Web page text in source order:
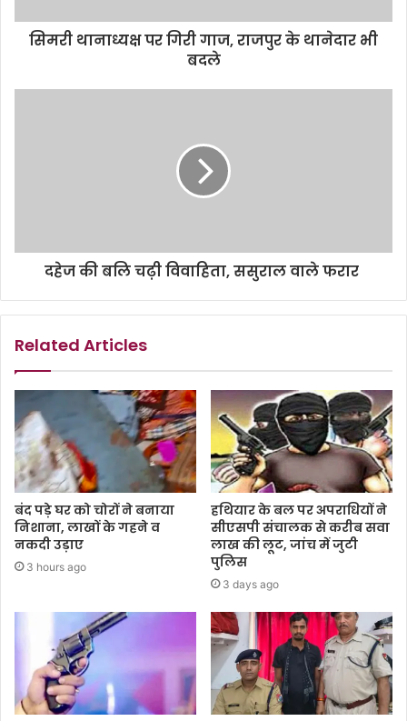
सिमरी थानाध्यक्ष पर गिरी गाज, राजपुर के थानेदार भी
बदले
दहेज की बलि चढ़ी विवाहिता, ससुराल वाले फरार
Related Articles
बंद पड़े घर को चोरों ने बनाया
निशाना, लाखों के गहने व
नकदी उड़ाए
3 hours ago
हथियार के बल पर अपराधियों ने
सीएसपी संचालक से करीब सवा
लाख की लूट, जांच में जुटी
पुलिस
3 days ago